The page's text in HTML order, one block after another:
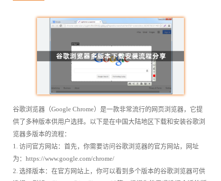
谷歌浏览器（Google Chrome）是一款非常流行的网页浏览器，它提
供了多种版本供用户选择。以下是在中国大陆地区下载和安装谷歌浏
览器多版本的流程：
1. 访问官方网站：首先，你需要访问谷歌浏览器的官方网站，网址
为：https://www.google.com/chrome/
2. 选择版本：在官方网站上，你可以看到多个版本的谷歌浏览器可供